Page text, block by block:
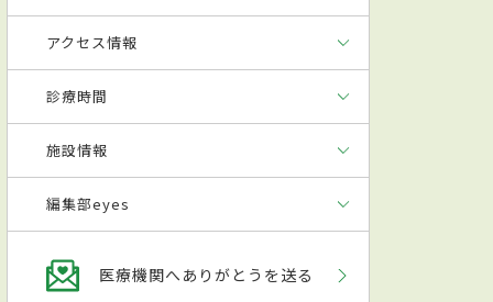
アクセス情報
診療時間
施設情報
編集部eyes
医療機関へありがとうを送る